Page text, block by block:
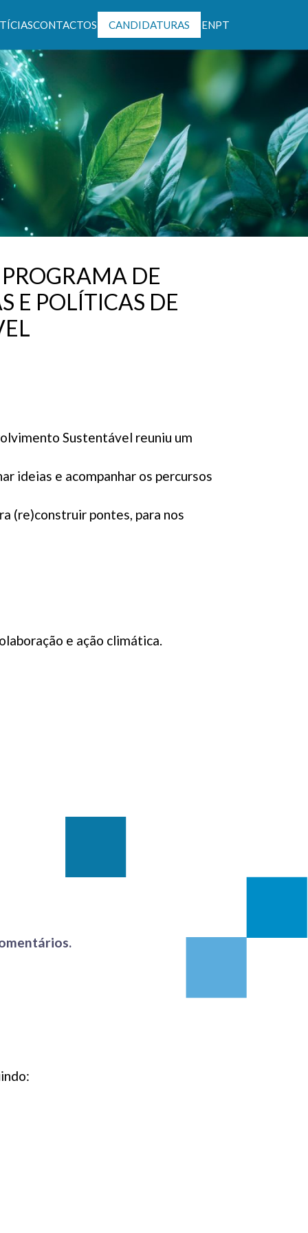
CONTACTOS CANDIDATURAS ENPT
DE
E POLÍTICAS DE
Sustentável reuniu um
ideias e acompanhar os percursos
(re)construir pontes, para nos
e ação climática.